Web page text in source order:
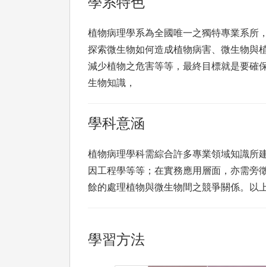
植物病理學系為全國唯一之獨特專業系所
探索微生物如何造成植物病害、微生物與
減少植物之危害等等，最終目標就是要確
生物知識，
學科意涵
植物病理學科需綜合許多專業領域知識所
因工程學等等；在實務應用層面，亦需旁
餘的處理植物與微生物間之競爭關係。以
學習方法